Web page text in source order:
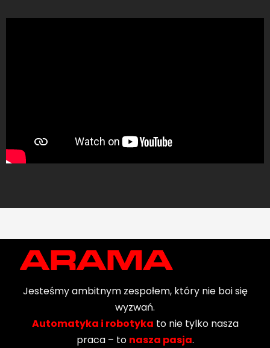
Jesteśmy ambitnym zespołem, który nie boi się
wyzwań.
Automatyka i robotyka to nie tylko nasza
praca – to nasza pasja.